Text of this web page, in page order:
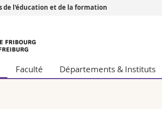
Sciences économiques et
Lettres et sciences humaines
de l'éducation et de la formation
Faculté Départements & Instituts